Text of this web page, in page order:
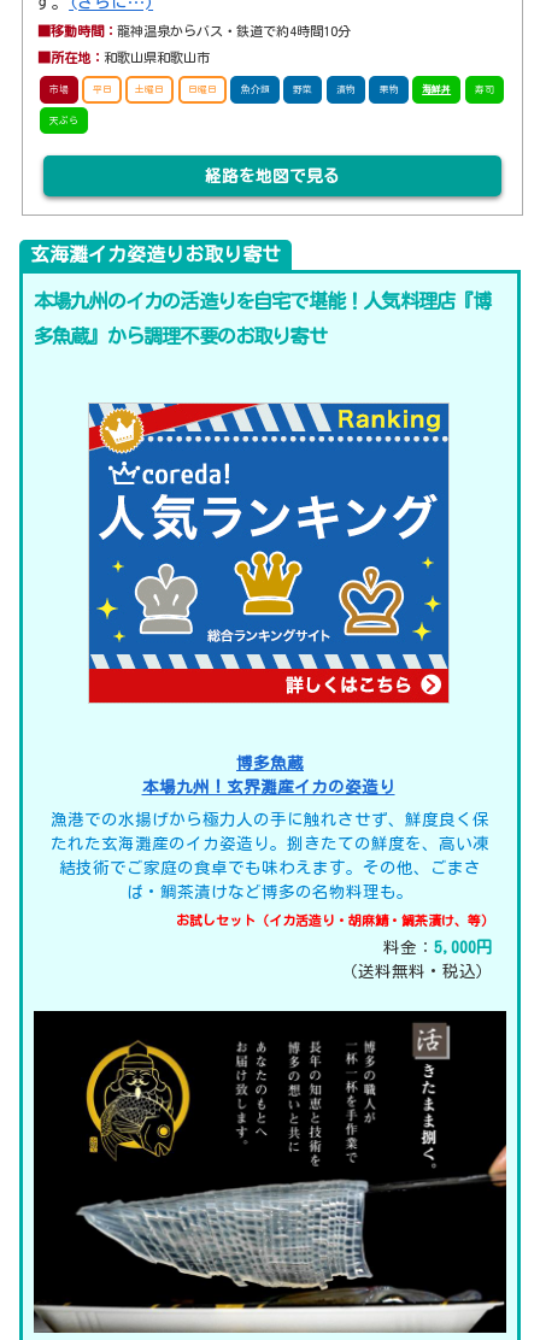
■移動時間：龍神温泉からバス・鉄道で約4時間10分
■所在地： 和歌山県和歌山市
市場 平日 土曜日 日曜日 魚介類 野菜 漬物 果物 海鮮丼 寿司
天ぷら
経路を地図で見る
玄海灘イカ姿造りお取り寄せ
本場九州のイカの活造りを自宅で堪能！人気料理店『博
多魚蔵』から調理不要のお取り寄せ
博多魚蔵
本場九州！玄界灘産イカの姿造り
漁港での水揚げから極力人の手に触れさせず、鮮度良く保
たれた玄海灘産のイカ姿造り。捌きたての鮮度を、高い凍
結技術でご家庭の食卓でも味わえます。その他、ごまさ
ば・鯛茶漬けなど博多の名物料理も。
お試しセット（イカ活造り・胡麻鯖・鯛茶漬け、等）
料金：5,000円
（送料無料・税込）